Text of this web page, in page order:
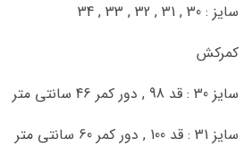
سایز : 30 , 31 , 32 , 33 , 34
کمرکش
سایز 30 : قد 98 , دور کمر 46 سانتی متر
سایز 31 : قد 100 , دور کمر 60 سانتی متر